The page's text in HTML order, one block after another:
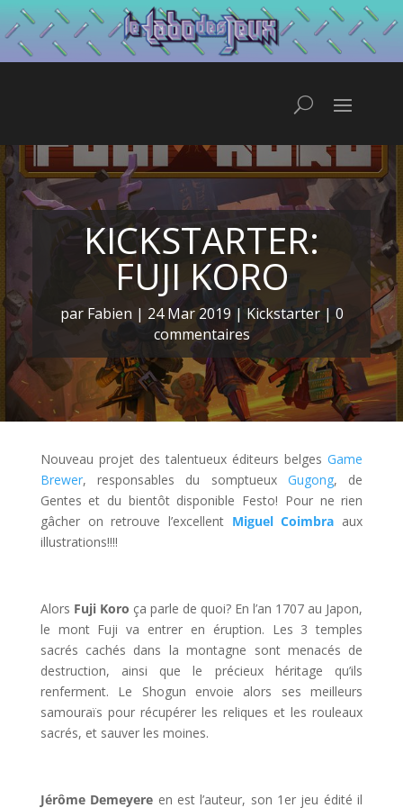
KICKSTARTER:
FUJI KORO
par Fabien | 24 Mar 2019 | Kickstarter| 0
commentaires
Nouveau projet des talentueux éditeurs belgesGame
Brewer, responsables du somptueux Gugong, de
Gentes et du bientôt disponible Festo! Pour ne rien
gâcher on retrouve l’excellent Miguel Coimbra aux
illustrations!!!!
Alors Fuji Koro ça parle de quoi? En l’an 1707 au Japon,
le mont Fuji va entrer en éruption. Les 3 temples
sacrés cachés dans la montagne sont menacés de
destruction, ainsi que le précieux héritage qu’ils
renferment. Le Shogun envoie alors ses meilleurs
samouraïs pour récupérer les reliques et les rouleaux
sacrés, et sauver les moines.
JérômeDemeyere en est l’auteur, son 1er jeu édité il